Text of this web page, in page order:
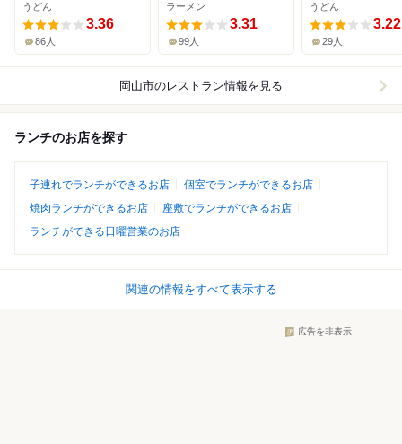
うどん
3.36
86人
ラーメン
3.31
99人
うどん
3.22
29人
岡山市のレストラン情報を見る
ランチのお店を探す
子連れでランチができるお店
個室でランチができるお店
焼肉ランチができるお店
座敷でランチができるお店
ランチができる日曜営業のお店
関連の情報をすべて表示する
広告を非表示